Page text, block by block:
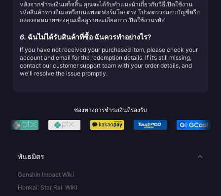
หลังจากชำระเงินเสร็จสิ้น คุณจะได้รับคำแนะนำเกี่ยวกับวิธีเปิดใช้งาน
รหัสสินค้าทางอีเมลหรือบนแพลตฟอร์มโดยตรง โปรดตรวจสอบบัญชีหรือ
กล่องจดหมายของคุณเพื่อดูรายละเอียดการเปิดใช้งานรหัส
6. ฉันไม่ได้รับสินค้าที่ซื้อ ฉันควรทำอย่างไร?
If you have not received your purchased item, please check your
account and email for the redemption details. If it’s still missing,
contact our customer support team with your order details, and
we'll resolve the issue promptly.
ช่องทางการชำระเงินที่รองรับ
พันธมิตร
Genshin Impact Wiki
Honkai: Star Rail WIKI